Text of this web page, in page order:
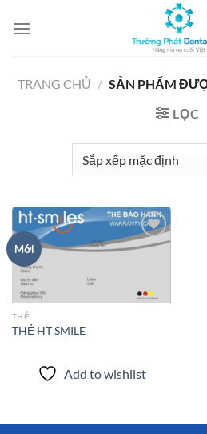
đến
TRANG CHỦ / SẢN PHẨM
LỌC
Mới
THẺ
THẺ HT SMILE
Add to wishlist